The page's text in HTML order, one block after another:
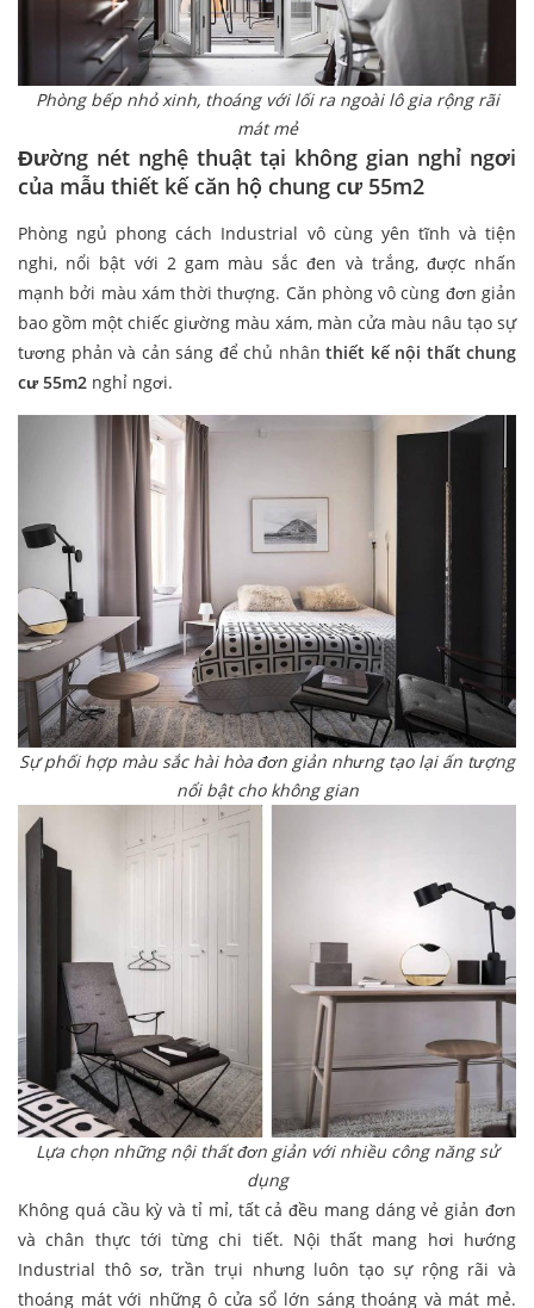
Phòng bếp nhỏ xinh, thoáng với lối ra ngoài lô gia rộng rãi
mát mẻ
Đường nét nghệ thuật tại không gian nghỉ ngơi
của mẫu thiết kế căn hộ chung cư 55m2
Phòng ngủ phong cách Industrial vô cùng yên tĩnh và tiện
nghi, nổi bật với 2 gam màu sắc đen và trắng, được nhấn
mạnh bởi màu xám thời thượng. Căn phòng vô cùng đơn giản
bao gồm một chiếc giường màu xám, màn cửa màu nâu tạo sự
tương phản và cản sáng để chủ nhân thiết kế nội thất chung
cư 55m2 nghỉ ngơi.
Sự phối hợp màu sắc hài hòa đơn giản nhưng tạo lại ấn tượng
nổi bật cho không gian
Lựa chọn những nội thất đơn giản với nhiều công năng sử
dụng
Không quá cầu kỳ và tỉ mỉ, tất cả đều mang dáng vẻ giản đơn
và chân thực tới từng chi tiết. Nội thất mang hơi hướng
Industrial thô sơ, trần trụi nhưng luôn tạo sự rộng rãi và
thoáng mát với những ô cửa sổ lớn sáng thoáng và mát mẻ.